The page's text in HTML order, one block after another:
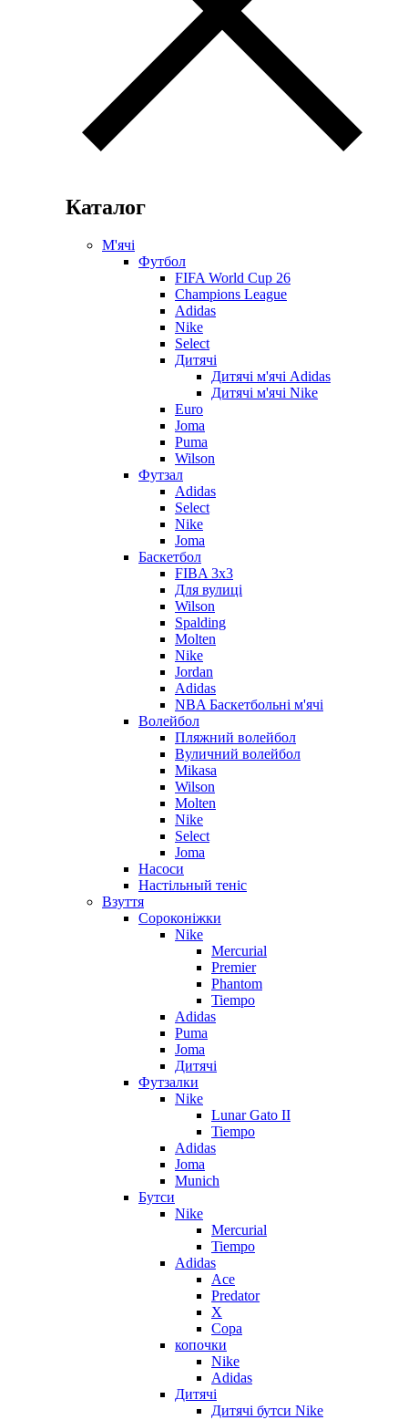
Каталог
М'ячі
Футбол
FIFA World Cup 26
Champions League
Adidas
Nike
Select
Дитячі
Дитячі м'ячі Adidas
Дитячі м'ячі Nike
Euro
Joma
Puma
Wilson
Футзал
Adidas
Select
Nike
Joma
Баскетбол
FIBA 3x3
Для вулиці
Wilson
Spalding
Molten
Nike
Jordan
Adidas
NBA Баскетбольні м'ячі
Волейбол
Пляжний волейбол
Вуличний волейбол
Mikasa
Wilson
Molten
Nike
Select
Joma
Насоси
Настільный теніс
Взуття
Сороконіжки
Nike
Mercurial
Premier
Phantom
Tiempo
Adidas
Puma
Joma
Дитячі
Футзалки
Nike
Lunar Gato II
Tiempo
Adidas
Joma
Munich
Бутси
Nike
Mercurial
Tiempo
Adidas
Ace
Predator
X
Copa
копочки
Nike
Adidas
Дитячі
Дитячі бутси Nike